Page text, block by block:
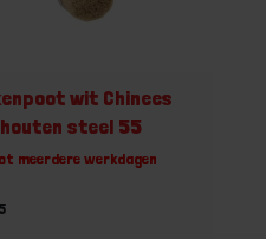
wit Chinees
steel 55
meerdere werkdagen